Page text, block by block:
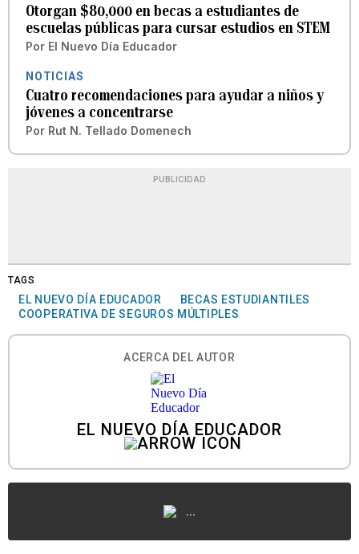
Otorgan $80,000 en becas a estudiantes de
escuelas públicas para cursar estudios en STEM
Por El Nuevo Día Educador
NOTICIAS
Cuatro recomendaciones para ayudar a niños y
jóvenes a concentrarse
Por Rut N. Tellado Domenech
PUBLICIDAD
TAGS
EL NUEVO DÍA EDUCADOR
BECAS ESTUDIANTILES
COOPERATIVA DE SEGUROS MÚLTIPLES
ACERCA DEL AUTOR
EL NUEVO DÍA EDUCADOR
...